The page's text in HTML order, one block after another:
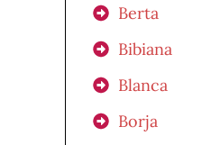
Berta
Bibiana
Blanca
Borja